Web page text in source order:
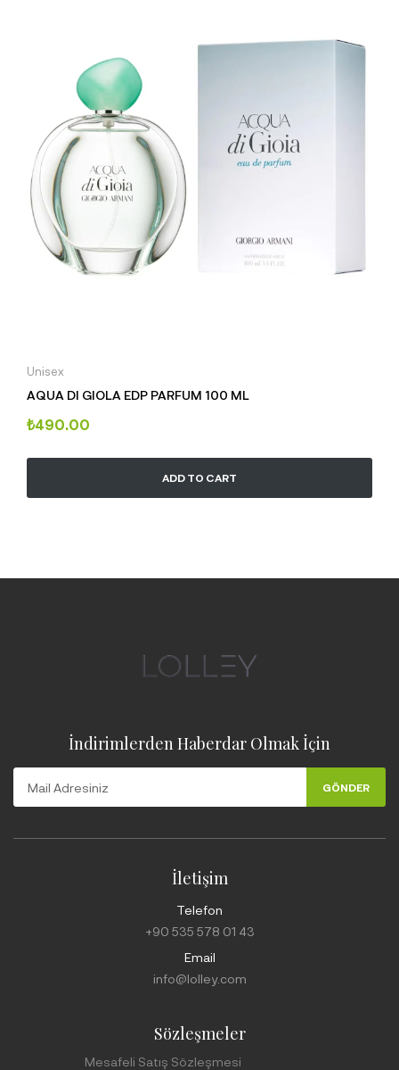
Unisex
AQUA DI GIOLA EDP PARFUM 100 ML
₺490.00
ADD TO CART
İndirimlerden Haberdar Olmak İçin
GÖNDER
İletişim
Telefon
+90 535 578 01 43
Email
info@lolley.com
Sözleşmeler
Mesafeli Satış Sözleşmesi